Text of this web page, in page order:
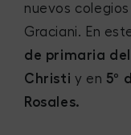
nuevos
Graciani. En
de primaria
Christi y en 5º
Rosales.